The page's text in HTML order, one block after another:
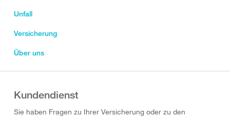
Unfall
Versicherung
Über uns
Kundendienst
Sie haben Fragen zu Ihrer Versicherung oder zu den